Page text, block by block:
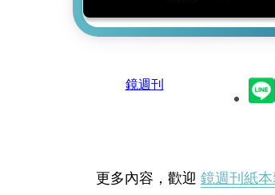
鏡週刊
更多內容，歡迎 鏡週刊紙